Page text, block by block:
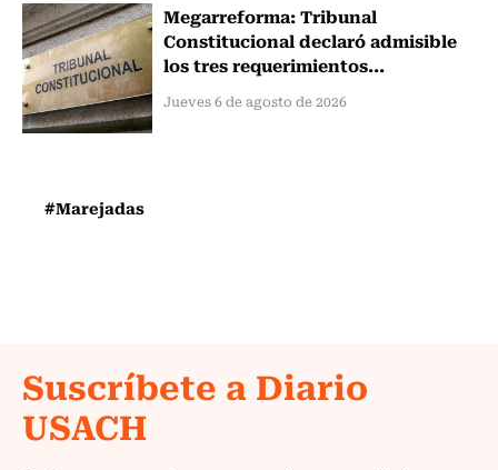
Megarreforma: Tribunal
Constitucional declaró admisible
los tres requerimientos...
Jueves 6 de agosto de 2026
#Marejadas